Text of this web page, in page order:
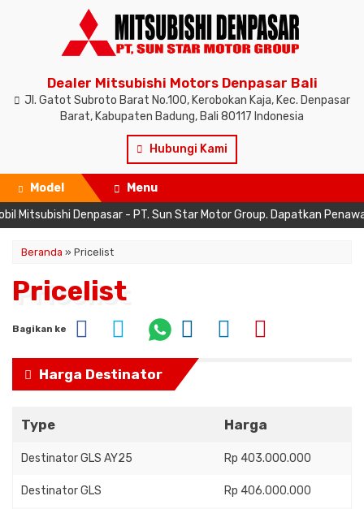
Dealer Mitsubishi Motors Denpasar Bali
Jl. Gatot Subroto Barat No.100, Kerobokan Kaja, Kec. Denpasar
Barat, Kabupaten Badung, Bali 80117 Indonesia
Hubungi Kami
Model
Menu
Denpasar - PT. Sun Star Motor Group. Dapatkan
Beranda » Pricelist
Pricelist
Bagikan ke
Harga Destinator
Type Harga
Destinator GLS AY25 Rp 403.000.000
Destinator GLS Rp 406.000.000